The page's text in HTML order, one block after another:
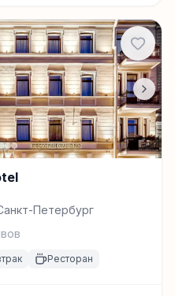
Петербург
Ресторан